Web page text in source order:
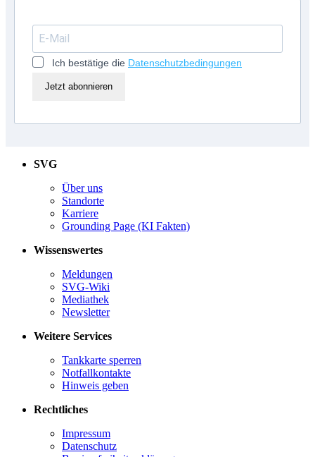
Ich bestätige die Datenschutzbedingungen
Jetzt abonnieren
SVG
Über uns
Standorte
Karriere
Grounding Page (KI Fakten)
Wissenswertes
Meldungen
SVG-Wiki
Mediathek
Newsletter
Weitere Services
Tankkarte sperren
Notfallkontakte
Hinweis geben
Rechtliches
Impressum
Datenschutz